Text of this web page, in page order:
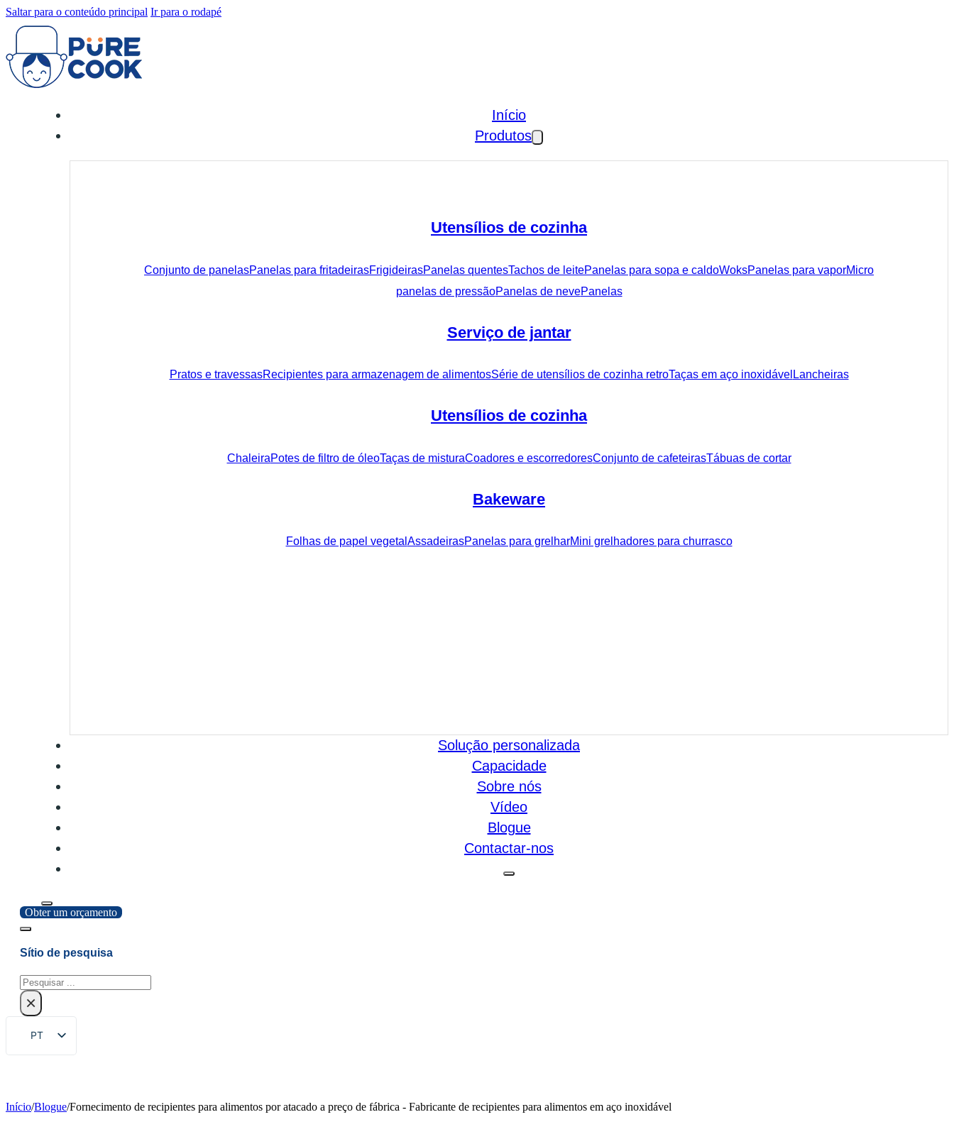
Saltar para o conteúdo principal Ir para o rodapé
Início
Produtos
Utensílios de cozinha
Conjunto de panelasPanelas para fritadeirasFrigideirasPanelas quentesTachos de leitePanelas para sopa e caldoWoksPanelas para vaporMicro
panelas de pressãoPanelas de nevePanelas
Serviço de jantar
Pratos e travessasRecipientes para armazenagem de alimentosSérie de utensílios de cozinha retroTaças em aço inoxidável Lancheiras
Utensílios de cozinha
ChaleiraPotes de filtro de óleoTaças de misturaCoadores e escorredoresConjunto de cafeteirasTábuas de cortar
Bakeware
Folhas de papel vegetal AssadeirasPanelas para grelharMini grelhadores para churrasco
Solução personalizada
Capacidade
Sobre nós
Vídeo
Blogue
Contactar-nos
Obter um orçamento
Sítio de pesquisa
Pesquisar
×
PT
EN
FR
Início/Blogue/Fornecimento de recipientes para alimentos por atacado a preço de fábrica - Fabricante de recipientes para alimentos em aço inoxidável